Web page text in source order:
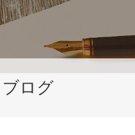
ログ